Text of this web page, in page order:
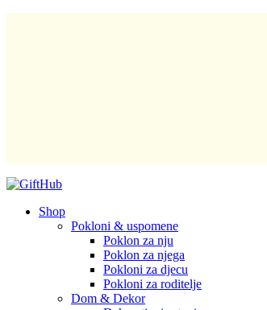
Shop
Pokloni & uspomene
Poklon za nju
Poklon za njega
Pokloni za djecu
Pokloni za roditelje
Dom & Dekor